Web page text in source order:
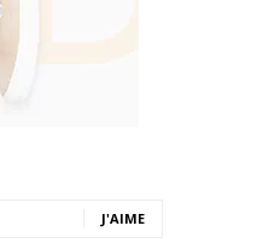
J'AIME